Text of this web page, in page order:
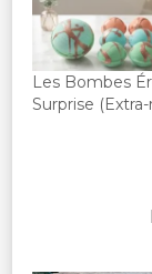
Les Bombes
Surprise